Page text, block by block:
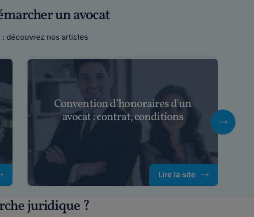
un avocat
découvrez nos articles
Convention d’honoraires d'un
avocat : contrat, conditions
Lire la site
juridique ?